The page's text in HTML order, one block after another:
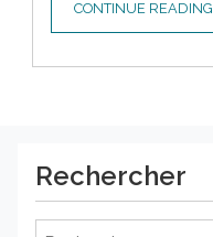
CONTINUE READING
Rechercher
Rechercher :